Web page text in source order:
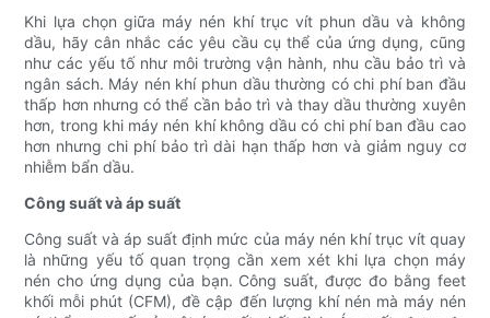
Khi lựa chọn giữa máy nén khí trục vít phun dầu và không
dầu, hãy cân nhắc các yêu cầu cụ thể của ứng dụng, cũng
như các yếu tố như môi trường vận hành, nhu cầu bảo trì và
ngân sách. Máy nén khí phun dầu thường có chi phí ban đầu
thấp hơn nhưng có thể cần bảo trì và thay dầu thường xuyên
hơn, trong khi máy nén khí không dầu có chi phí ban đầu cao
hơn nhưng chi phí bảo trì dài hạn thấp hơn và giảm nguy cơ
nhiễm bẩn dầu.
Công suất và áp suất
Công suất và áp suất định mức của máy nén khí trục vít quay
là những yếu tố quan trọng cần xem xét khi lựa chọn máy
nén cho ứng dụng của bạn. Công suất, được đo bằng feet
khối mỗi phút (CFM), đề cập đến lượng khí nén mà máy nén